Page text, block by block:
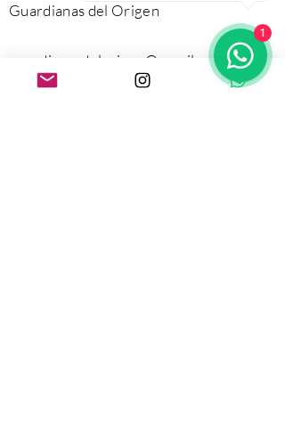
Guardianas del Origen
guardianasdelorigen @gmail.com
1